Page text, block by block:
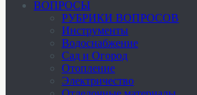
ВОПРОСЫ
РУБРИКИ ВОПРОСОВ
Инструменты
Водоснабжение
Сад и Огород
Отопление
Электричество